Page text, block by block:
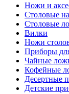
Ножи и
Столовые
Столовые
Вилки
Ножи
Приборы
Чайные
Кофейные
Десертные
Детские